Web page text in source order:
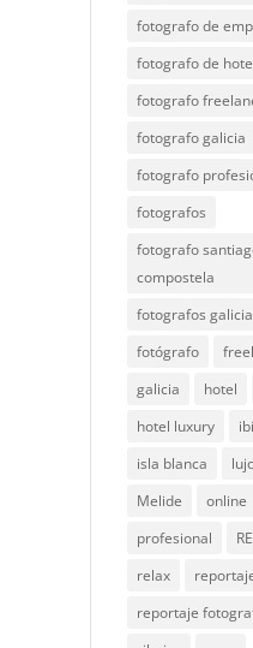
fotografo de
fotografo de
fotografo
fotografo galicia
fotografo
fotografos
fotografo
compostela
fotografos galicia
fotógrafo
galicia
hotel
hotel luxury
isla blanca
Melide
online
profesional
relax
reportaje